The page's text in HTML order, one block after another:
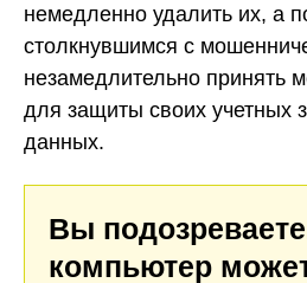
немедленно удалить их, а
столкнувшимся с
незамедлительно принять
для защиты своих учетных
данных.
Вы
компьютер